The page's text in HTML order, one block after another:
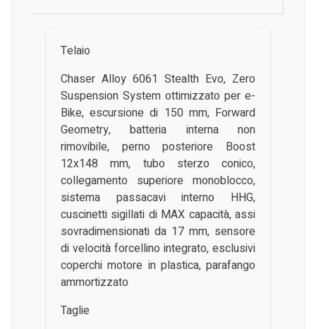
Telaio
Chaser Alloy 6061 Stealth Evo, Zero
Suspension System ottimizzato per e-
Bike, escursione di 150 mm, Forward
Geometry, batteria interna non
rimovibile, perno posteriore Boost
12x148 mm, tubo sterzo conico,
collegamento superiore monoblocco,
sistema passacavi interno HHG,
cuscinetti sigillati di MAX capacità, assi
sovradimensionati da 17 mm, sensore
di velocità forcellino integrato, esclusivi
coperchi motore in plastica, parafango
ammortizzato
Taglie